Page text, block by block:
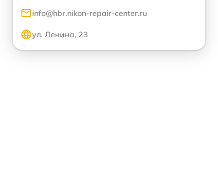
info@hbr.nikon-repair-center.ru
ул. Ленина, 23